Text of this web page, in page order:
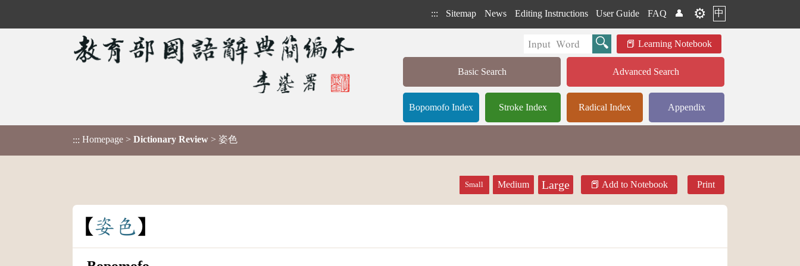
::: Sitemap News Editing Instructions User Guide FAQ 👤 ⚙️ 中
Learning Notebook
Basic Search Advanced Search
Bopomofo Index Stroke Index Radical Index Appendix
::: Homepage > Dictionary Review > 姿色
Small Medium Large Add to Notebook Print
姿 色